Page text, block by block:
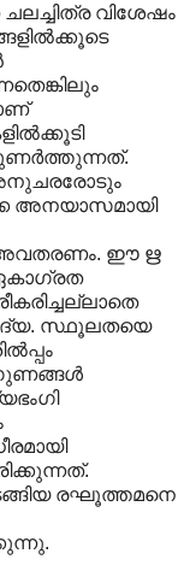
വിശേഷം
അനയാസമായി
അവതരണം. ഈ ഋ
സ്ഥൂലതയെ
രഘൂത്തമനെ